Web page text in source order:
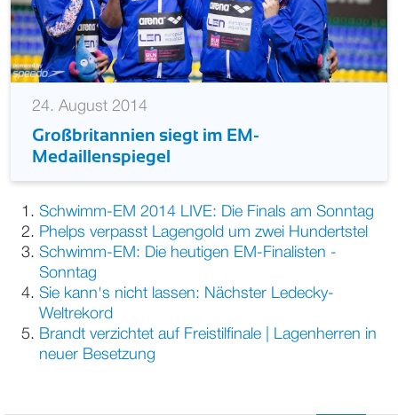
24. August 2014
Großbritannien siegt im EM-
Medaillenspiegel
Schwimm-EM 2014 LIVE: Die Finals am Sonntag
Phelps verpasst Lagengold um zwei Hundertstel
Schwimm-EM: Die heutigen EM-Finalisten -
Sonntag
Sie kann's nicht lassen: Nächster Ledecky-
Weltrekord
Brandt verzichtet auf Freistilfinale | Lagenherren in
neuer Besetzung